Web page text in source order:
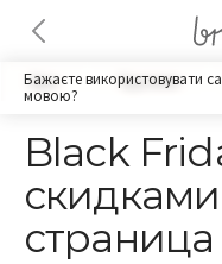
Бажаєте використовувати
мовою?
Бра Трусики
Black